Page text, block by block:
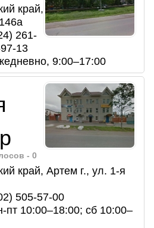
край,
261-
13
9:00–17:00
- 0
край, Артем г., ул. 1-я
505-57-00
пт 10:00–18:00; сб 10:00–